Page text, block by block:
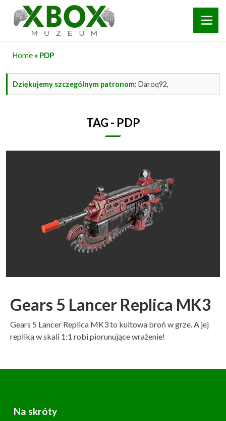
Home » PDP
Dziękujemy szczególnym patronom: Daroq92,
TAG - PDP
Gears 5 Lancer Replica MK3
Gears 5 Lancer Replica MK3 to kultowa broń w grze. A jej
replika w skali 1:1 robi piorunujące wrażenie!
Na skróty